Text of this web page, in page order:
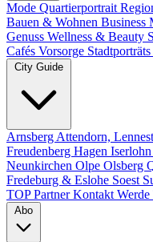
Mode Quartierportrait
Bauen & Wohnen Business
Genuss Wellness & Beauty
Cafés Vorsorge Stadtporträts
City Guide
Arnsberg Attendorn,
Freudenberg Hagen Iserlohn
Neunkirchen Olpe Olsberg
Fredeburg & Eslohe Soest
TOP PartnerKontakt Werde
Abo